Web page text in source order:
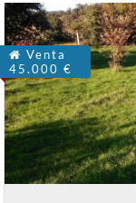
Venta
45.000 €